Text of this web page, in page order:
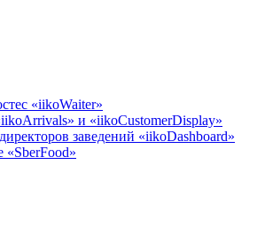
«iikoWaiter»
и «iikoCustomerDisplay»
заведений «iikoDashboard»
«SberFood»